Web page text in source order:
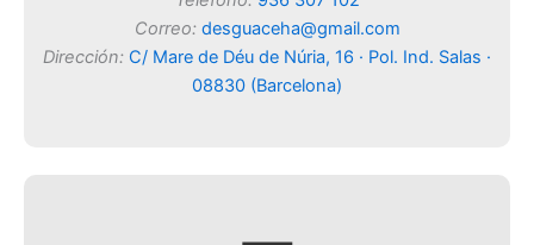
Correo: desguaceha@gmail.com
Dirección: C/ Mare de Déu de Núria, 16 · Pol. Ind. Salas ·
08830 (Barcelona)